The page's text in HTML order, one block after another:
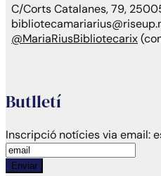
C/Corts Catalanes, 79,
@MariaRiusBibliotecarix
Butlletí
Inscripció notícies via email:
Enviar